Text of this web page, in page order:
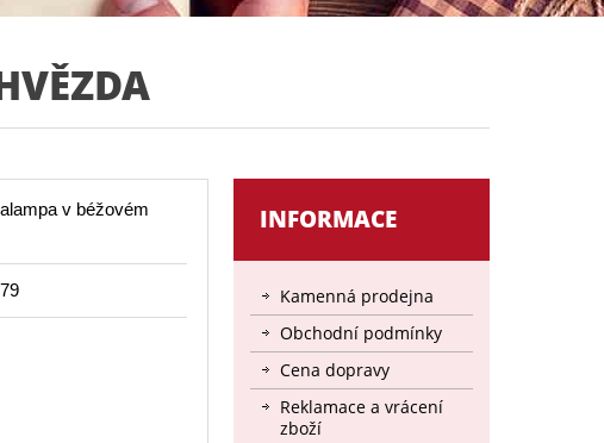
v béžovém
INFORMACE
Kamenná prodejna
Obchodní podmínky
Cena dopravy
Reklamace a vrácení
zboží